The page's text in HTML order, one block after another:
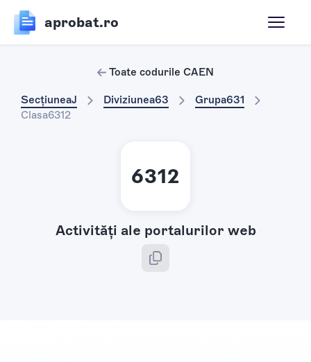
aprobat.ro
Toate codurile CAEN
SecțiuneaJ Diviziunea63 Grupa631
Clasa6312
6312
Activităţi ale portalurilor web